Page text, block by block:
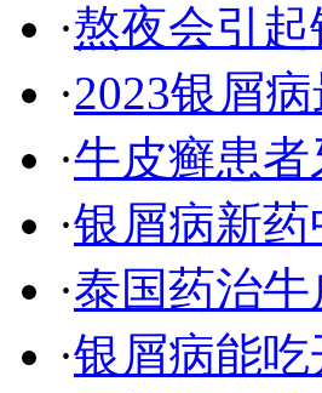
·熬夜会引
·2023银屑
·牛皮癣患者
·银屑病新药
·泰国药治牛
·银屑病能